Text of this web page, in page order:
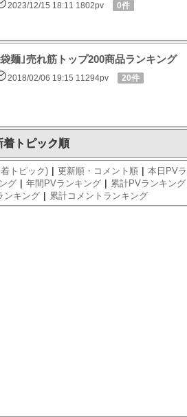
2023/12/15 18:11 1802pv 0件
麺｣売れ筋トップ200商品ランキング
2018/02/06 19:15 11294pv 20件
着トピック順
トピック) | 更新順・コメント順 | 本日PV
グ | 年間PVランキング | 累計PVランキング
ンキング | 累計コメントランキング